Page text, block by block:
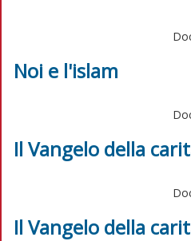
Noi e l'islam
Il Vangelo della
Il Vangelo della